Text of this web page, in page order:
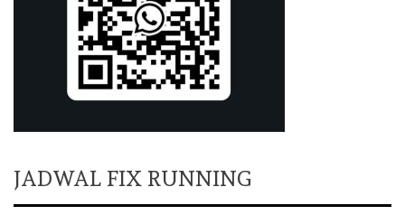
JADWAL FIX RUNNING